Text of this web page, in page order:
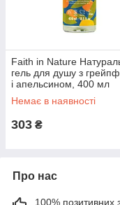
Faith in Nature
гель для душу з
і апельсином, 400 мл
Немає в наявності
303 ₴
Про нас
100% позитивних з